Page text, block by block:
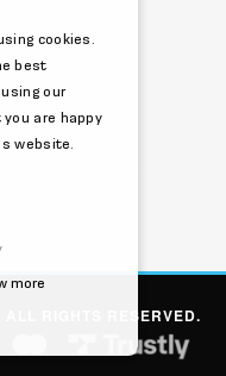
RIGHTS RESERVED.
cookies.
best
our
are happy
website.
more